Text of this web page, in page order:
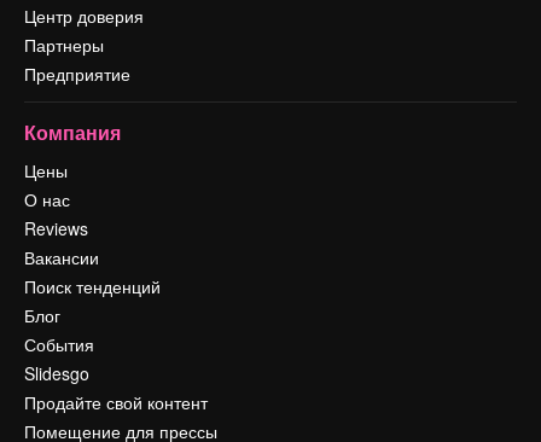
Центр доверия
Партнеры
Предприятие
Компания
Цены
О нас
Reviews
Вакансии
Поиск тенденций
Блог
События
Slidesgo
Продайте свой контент
Помещение для прессы